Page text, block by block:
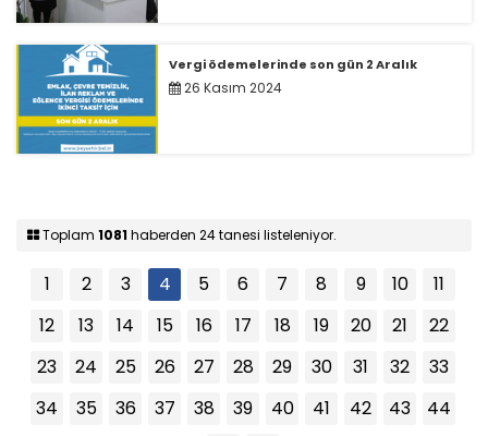
Vergi ödemelerinde son gün 2 Aralık
26 Kasım 2024
Toplam 1081 haberden 24 tanesi listeleniyor.
1 2 3 4 5 6 7 8 9 10
11
12
13 14 15 16 17 18 19 20 21
22
23
24 25 26 27 28 29 30 31 32
33
34
35 36 37 38 39 40 41 42 43
44